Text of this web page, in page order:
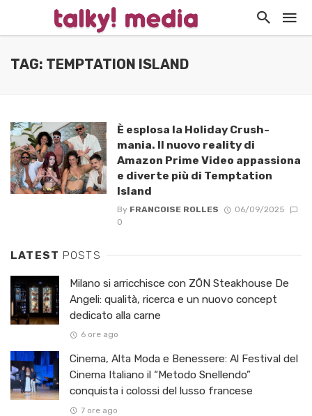
TAG: TEMPTATION ISLAND
È esplosa la Holiday Crush-
mania. Il nuovo reality di
Amazon Prime Video appassiona
e diverte più di Temptation
Island
By FRANCOISE ROLLES
06/09/2025
0
LATEST POSTS
Milano si arricchisce con ZŌN Steakhouse De
Angeli: qualità, ricerca e un nuovo concept
dedicato alla carne
6 ore ago
Cinema, Alta Moda e Benessere: Al Festival del
Cinema Italiano il “Metodo Snellendo”
conquista i colossi del lusso francese
7 ore ago